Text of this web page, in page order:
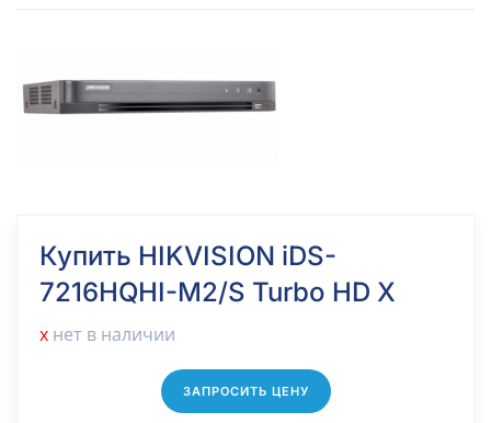
Купить HIKVISION iDS-
7216HQHI-M2/S Turbo HD X
х нет в наличии
ЗАПРОСИТЬ ЦЕНУ